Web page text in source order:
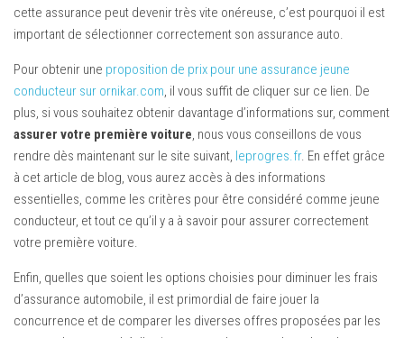
cette assurance peut devenir très vite onéreuse, c’est pourquoi il est
important de sélectionner correctement son assurance auto.
Pour obtenir une proposition de prix pour une assurance jeune
conducteur sur ornikar.com, il vous suffit de cliquer sur ce lien. De
plus, si vous souhaitez obtenir davantage d’informations sur, comment
assurer votre première voiture, nous vous conseillons de vous
rendre dès maintenant sur le site suivant, leprogres.fr. En effet grâce
à cet article de blog, vous aurez accès à des informations
essentielles, comme les critères pour être considéré comme jeune
conducteur, et tout ce qu’il y a à savoir pour assurer correctement
votre première voiture.
Enfin, quelles que soient les options choisies pour diminuer les frais
d’assurance automobile, il est primordial de faire jouer la
concurrence et de comparer les diverses offres proposées par les